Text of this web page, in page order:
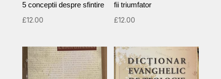
5 conceptii despre sfintire
£12.00
fii triumfator
£12.00